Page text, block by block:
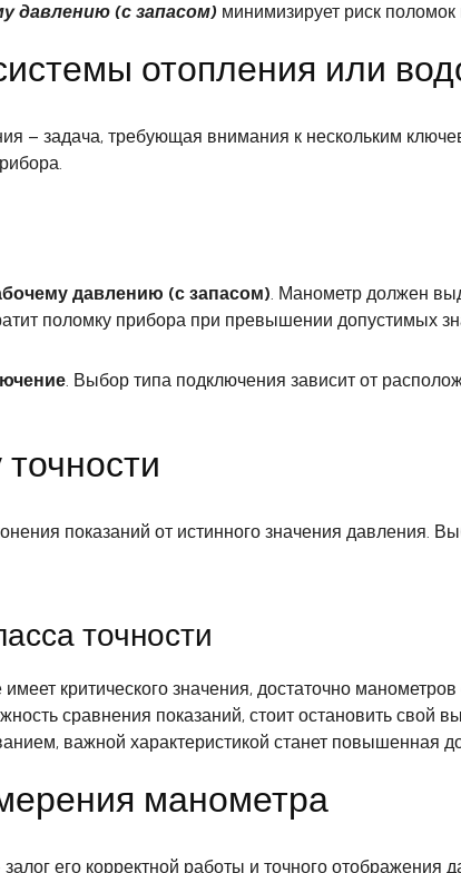
давлению (с запасом) минимизирует риск поломок
отопления или
– задача, требующая внимания к нескольким
давлению (с запасом). Манометр должен
поломку прибора при превышении допустимых
. Выбор типа подключения зависит от
показаний от истинного значения давления.
точности
критического значения, достаточно
сравнения показаний, стоит остановить свой
важной характеристикой станет повышенная
манометра
его корректной работы и точного отображения